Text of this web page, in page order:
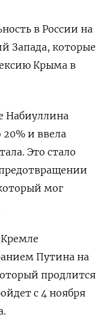
в России на
Запада, которые
Крыма в
Набиуллина
и ввела
Это стало
мог
Путина на
продлится
с 4 ноября